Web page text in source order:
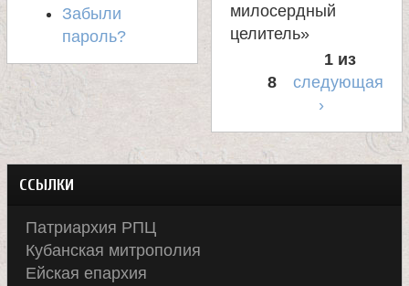
Забыли
пароль?
милосердный
целитель»
1 из
8
следующая
›
ССЫЛКИ
Патриархия РПЦ
Кубанская митрополия
Ейская епархия